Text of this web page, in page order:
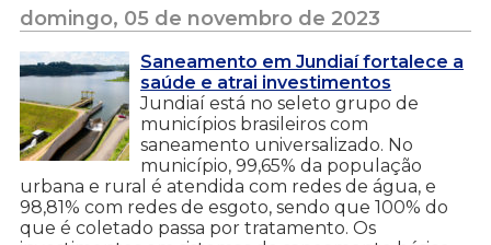
domingo, 05 de novembro de 2023
Saneamento em Jundiaí fortalece a
saúde e atrai investimentos
Jundiaí está no seleto grupo de
municípios brasileiros com
saneamento universalizado. No
município, 99,65% da população
urbana e rural é atendida com redes de água, e
98,81% com redes de esgoto, sendo que 100% do
que é coletado passa por tratamento. Os